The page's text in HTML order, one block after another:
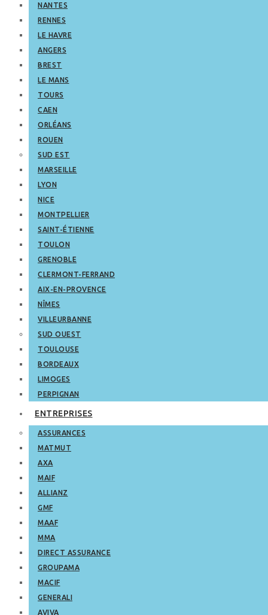
NANTES
RENNES
LE HAVRE
ANGERS
BREST
LE MANS
TOURS
CAEN
ORLÉANS
ROUEN
SUD EST
MARSEILLE
LYON
NICE
MONTPELLIER
SAINT-ÉTIENNE
TOULON
GRENOBLE
CLERMONT-FERRAND
AIX-EN-PROVENCE
NÎMES
VILLEURBANNE
SUD OUEST
TOULOUSE
BORDEAUX
LIMOGES
PERPIGNAN
ENTREPRISES
ASSURANCES
MATMUT
AXA
MAIF
ALLIANZ
GMF
MAAF
MMA
DIRECT ASSURANCE
GROUPAMA
MACIF
GENERALI
AVIVA